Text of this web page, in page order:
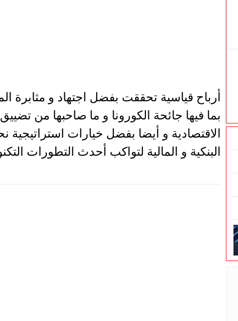
أرباح قياسية تحققت بفضل اجتهاد و
بما فيها جائحة الكورونا و ما صاحبها من
الاقتصادية و أيضا بفضل خيارات استراتيجية
البنكية و المالية لتواكب أحدث التطورات